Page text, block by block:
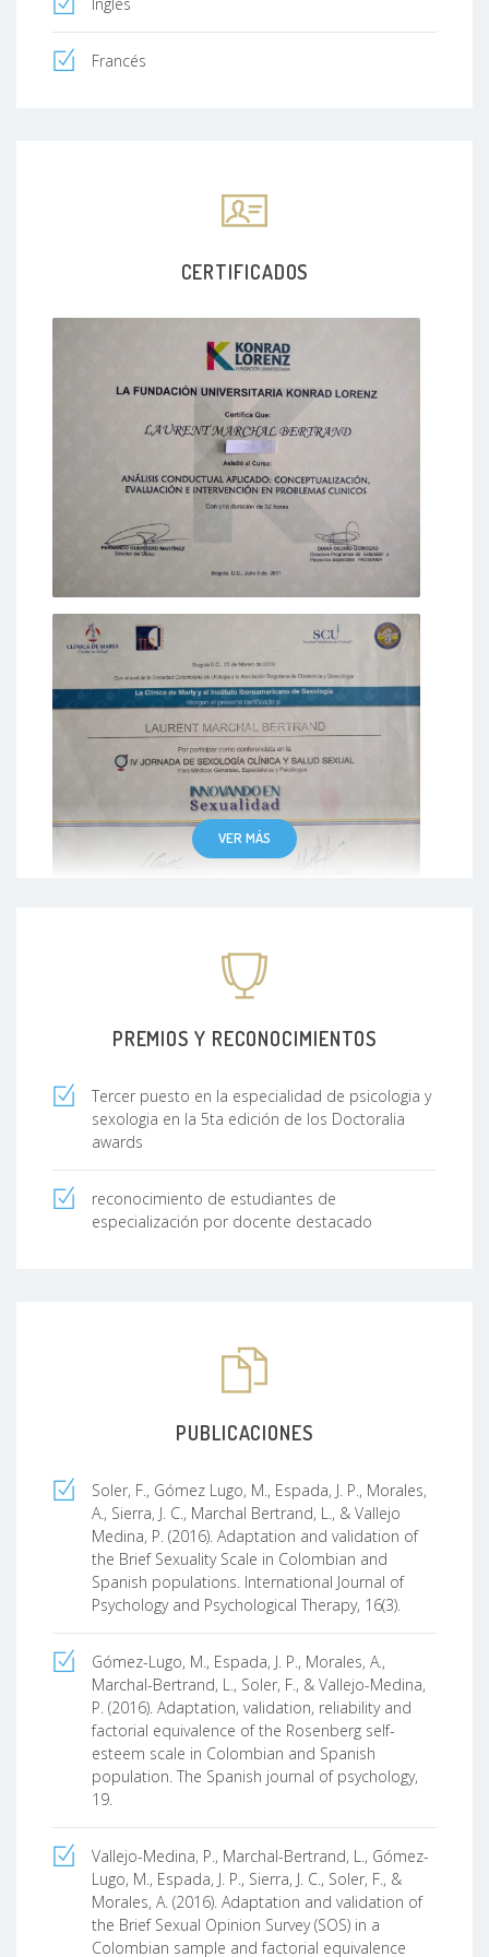
Francés
CERTIFICADOS
VER MÁS
PREMIOS Y RECONOCIMIENTOS
Tercer puesto en la especialidad de psicologia y
sexologia en la 5ta edición de los Doctoralia
awards
reconocimiento de estudiantes de
especialización por docente destacado
PUBLICACIONES
Soler, F., Gómez Lugo, M., Espada, J. P., Morales,
A., Sierra, J. C., Marchal Bertrand, L., & Vallejo
Medina, P. (2016). Adaptation and validation of
the Brief Sexuality Scale in Colombian and
Spanish populations. International Journal of
Psychology and Psychological Therapy, 16(3).
Gómez-Lugo, M., Espada, J. P., Morales, A.,
Marchal-Bertrand, L., Soler, F., & Vallejo-Medina,
P. (2016). Adaptation, validation, reliability and
factorial equivalence of the Rosenberg self-
esteem scale in Colombian and Spanish
population. The Spanish journal of psychology,
19.
Vallejo-Medina, P., Marchal-Bertrand, L., Gómez-
Lugo, M., Espada, J. P., Sierra, J. C., Soler, F., &
Morales, A. (2016). Adaptation and validation of
the Brief Sexual Opinion Survey (SOS) in a
Colombian sample and factorial equivalence